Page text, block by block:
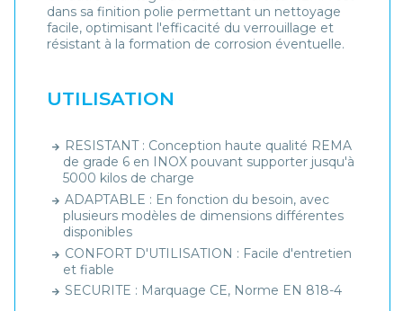
dans sa finition polie permettant un nettoyage
facile, optimisant l'efficacité du verrouillage et
résistant à la formation de corrosion éventuelle.
UTILISATION
RESISTANT : Conception haute qualité REMA
de grade 6 en INOX pouvant supporter jusqu'à
5000 kilos de charge
ADAPTABLE : En fonction du besoin, avec
plusieurs modèles de dimensions différentes
disponibles
CONFORT D'UTILISATION : Facile d'entretien
et fiable
SECURITE : Marquage CE, Norme EN 818-4